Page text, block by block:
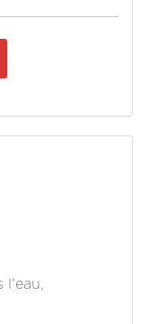
l'eau,